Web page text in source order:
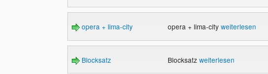
opera + lima-city opera + lima-city weiterlesen
Blocksatz Blocksatz weiterlesen